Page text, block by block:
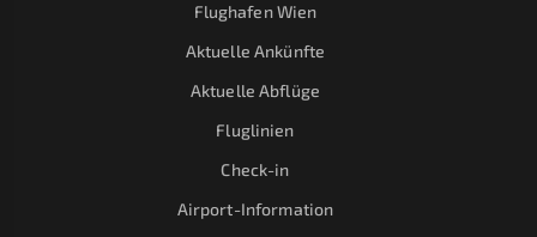
Flughafen Wien
Aktuelle Ankünfte
Aktuelle Abflüge
Fluglinien
Check-in
Airport-Information